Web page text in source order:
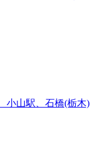
小山駅、石橋(栃木)